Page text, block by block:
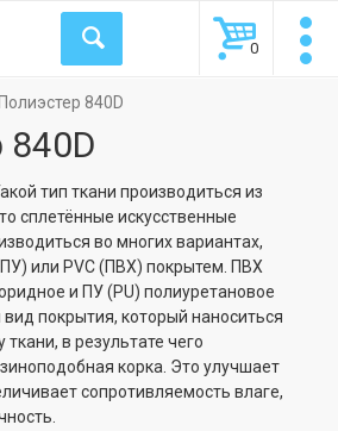
0
Полиэстер 840D
840D
тип ткани производиться из
сплетённые искусственные
во многих вариантах,
или PVC (ПВХ) покрытем. ПВХ
и ПУ (PU) полиуретановое
вид покрытия, который наноситься
в результате чего
корка. Это улучшает
сопротивляемость влаге,